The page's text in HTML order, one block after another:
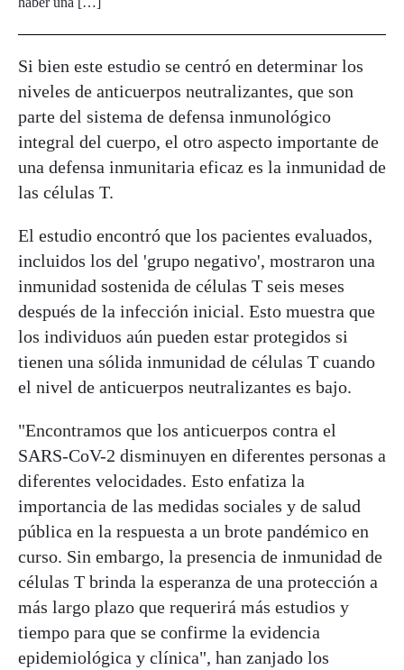
Si bien este estudio se centró en determinar los
niveles de anticuerpos neutralizantes, que son
parte del sistema de defensa inmunológico
integral del cuerpo, el otro aspecto importante de
una defensa inmunitaria eficaz es la inmunidad de
las células T.
El estudio encontró que los pacientes evaluados,
incluidos los del 'grupo negativo', mostraron una
inmunidad sostenida de células T seis meses
después de la infección inicial. Esto muestra que
los individuos aún pueden estar protegidos si
tienen una sólida inmunidad de células T cuando
el nivel de anticuerpos neutralizantes es bajo.
"Encontramos que los anticuerpos contra el
SARS-CoV-2 disminuyen en diferentes personas a
diferentes velocidades. Esto enfatiza la
importancia de las medidas sociales y de salud
pública en la respuesta a un brote pandémico en
curso. Sin embargo, la presencia de inmunidad de
células T brinda la esperanza de una protección a
más largo plazo que requerirá más estudios y
tiempo para que se confirme la evidencia
epidemiológica y clínica", han zanjado los